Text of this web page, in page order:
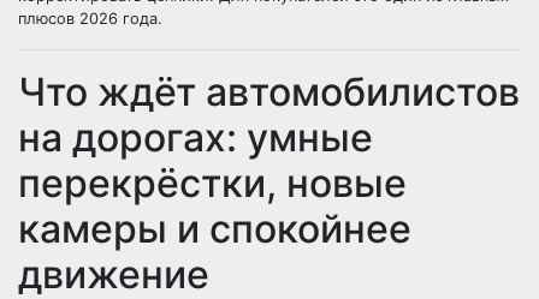
плюсов 2026 года.
Что ждёт автомобилистов
на дорогах: умные
перекрёстки, новые
камеры и спокойнее
движение